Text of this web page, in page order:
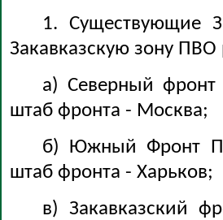
1. Существующие
Закавказскую зону ПВО
а) Северный
штаб фронта - Москва;
б) Южный Фронт
штаб фронта - Харьков;
в) Закавказский